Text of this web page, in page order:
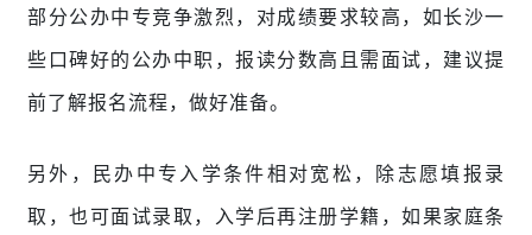
部分公办中专竞争激烈，对成绩要求较高，如长沙一
些口碑好的公办中职，报读分数高且需面试，建议提
前了解报名流程，做好准备。
另外，民办中专入学条件相对宽松，除志愿填报录
取，也可面试录取，入学后再注册学籍，如果家庭条